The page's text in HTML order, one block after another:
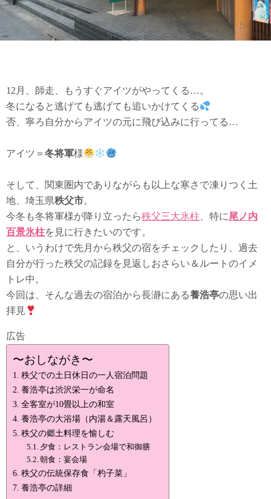
12月、師走、もうすぐアイツがやってくる…。
冬になると逃げても逃げても追いかけてくる
否、寧ろ自分からアイツの元に飛び込みに行ってる…
アイツ＝ 冬将軍様
そして、関東圏内でありながらも以上な寒さで凍りつく土
地、埼玉県秩父市。
今冬も冬将軍様が降り立ったら秩父三大氷柱 、特に 尾ノ内
百景氷柱を見に行きたいのです。
と、いうわけで先月から秩父の宿をチェックしたり、過去
自分が行った秩父の記録を見返しおさらい＆ルートのイメ
トレ中。
今回は、そんな過去の宿泊から長瀞にある養浩亭の思い出
拝見
広告
〜おしながき〜
秩父での土日休日の一人宿泊問題
養浩亭は渋沢栄一が命名
全客室が10畳以上の和室
養浩亭の大浴場（内湯＆露天風呂）
秩父の郷土料理を愉しむ
夕食：レストラン会場で和御膳
朝食：宴会場
秩父の伝統保存食「杓子菜」
養浩亭の詳細